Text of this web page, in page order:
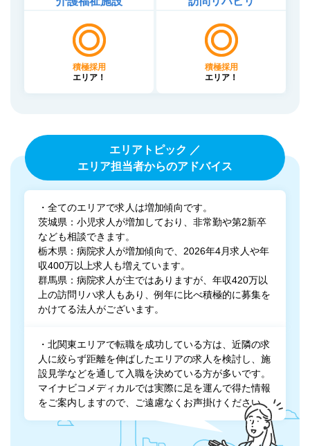
積極採用
エリア！
積極採用
エリア！
エリアトピック ／
エリア担当者からのアドバイス
・全てのエリアで求人は増加傾向です。
茨城県：小児求人が増加しており、非常勤や第2新卒
なども相談できます。
栃木県：病院求人が増加傾向で、2026年4月求人や年
収400万以上求人も増えています。
群馬県：病院求人が主ではありますが、年収420万以
上の訪問リハ求人もあり、例年に比べ積極的に募集を
かけてる法人がございます。
・北関東エリアで転職を成功している方は、近隣の求
人に絞らず距離を伸ばしたエリアの求人を検討し、施
設見学などを通して入職を決めている方が多いです。
マイナビコメディカルでは実際に足を運んで得た情報
をご案内しますので、ご遠慮なくお声掛けください。